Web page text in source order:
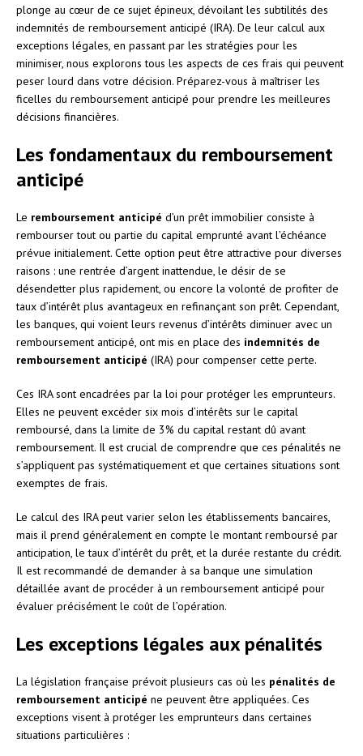
plonge au cœur de ce sujet épineux, dévoilant les subtilités des
indemnités de remboursement anticipé (IRA). De leur calcul aux
exceptions légales, en passant par les stratégies pour les
minimiser, nous explorons tous les aspects de ces frais qui peuvent
peser lourd dans votre décision. Préparez-vous à maîtriser les
ficelles du remboursement anticipé pour prendre les meilleures
décisions financières.
Les fondamentaux du remboursement
anticipé
Le remboursement anticipé d’un prêt immobilier consiste à
rembourser tout ou partie du capital emprunté avant l’échéance
prévue initialement. Cette option peut être attractive pour diverses
raisons : une rentrée d’argent inattendue, le désir de se
désendetter plus rapidement, ou encore la volonté de profiter de
taux d’intérêt plus avantageux en refinançant son prêt. Cependant,
les banques, qui voient leurs revenus d’intérêts diminuer avec un
remboursement anticipé, ont mis en place des indemnités de
remboursement anticipé (IRA) pour compenser cette perte.
Ces IRA sont encadrées par la loi pour protéger les emprunteurs.
Elles ne peuvent excéder six mois d’intérêts sur le capital
remboursé, dans la limite de 3% du capital restant dû avant
remboursement. Il est crucial de comprendre que ces pénalités ne
s’appliquent pas systématiquement et que certaines situations sont
exemptes de frais.
Le calcul des IRA peut varier selon les établissements bancaires,
mais il prend généralement en compte le montant remboursé par
anticipation, le taux d’intérêt du prêt, et la durée restante du crédit.
Il est recommandé de demander à sa banque une simulation
détaillée avant de procéder à un remboursement anticipé pour
évaluer précisément le coût de l’opération.
Les exceptions légales aux pénalités
La législation française prévoit plusieurs cas où les pénalités de
remboursement anticipé ne peuvent être appliquées. Ces
exceptions visent à protéger les emprunteurs dans certaines
situations particulières :